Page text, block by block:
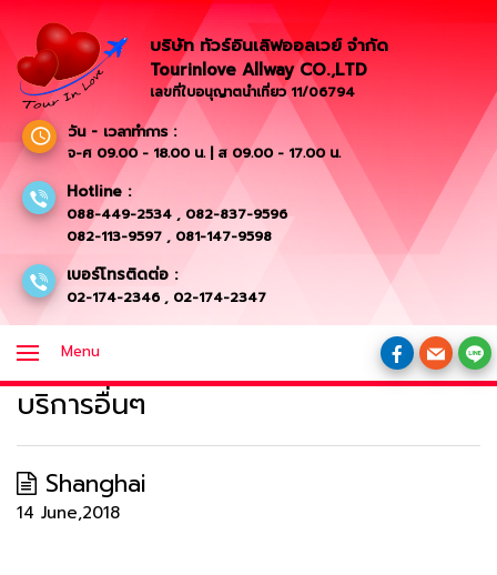
บริษัท ทัวร์อินเลิฟออลเวย์ จำกัด
Tourinlove Allway CO.,LTD
เลขที่ใบอนุญาตนำเที่ยว 11/06794
วัน - เวลาทำการ :
จ-ศ 09.00 - 18.00 น. | ส 09.00 - 17.00 น.
Hotline :
088-449-2534 , 082-837-9596
082-113-9597 , 081-147-9598
เบอร์โทรติดต่อ :
02-174-2346 , 02-174-2347
Menu
บริการอื่นๆ
Shanghai
14 June,2018